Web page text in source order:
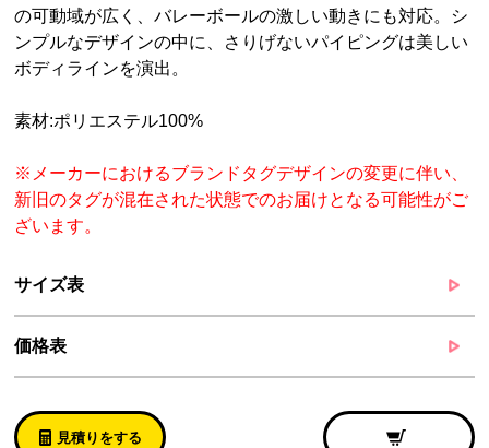
の可動域が広く、バレーボールの激しい動きにも対応。シ
ンプルなデザインの中に、さりげないパイピングは美しい
ボディラインを演出。
素材:ポリエステル100%
※メーカーにおけるブランドタグデザインの変更に伴い、
新旧のタグが混在された状態でのお届けとなる可能性がご
ざいます。
サイズ表
価格表
見積りをする